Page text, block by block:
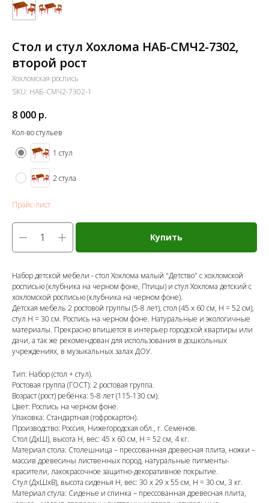
Стол и стул Хохлома НАБ-СМЧ2-7302,
второй рост
Хохломская роспись
SKU: НАБ-СМЧ2-7302-1
8 000 р.
Кол-во стульев
1 стул
2 стула
Прайс-лист
Купить
Набор детской мебели - стол Хохлома малый "Детство" с хохломской
росписью (клубника на черном фоне, Птицы) и стул Хохлома детский с
хохломской росписью (клубника на черном фоне).
Детская мебель 2 ростовой группы (5-8 лет), стол (45 х 60 см, Н = 52 см),
стул Н = 30 см. Роспись на черном фоне. Натуральные и экологичные
материалы. Прекрасно впишется в интерьер городской квартиры или
дачи, а так же рекомендован для использования в дошкольных
учреждениях, в музыкальных залах ДОУ.
Тип: Набор (стол + стул).
Ростовая группа (ГОСТ): 2 ростовая группа.
Возраст (рост) ребёнка: 5-8 лет (115-130 см).
Цвет: Роспись на черном фоне.
Упаковка: Стандартная (гофрокартон).
Производство: Россия, Нижегородская обл., г. Семенов.
Стол (ДхШ), высота Н, вес: 45 х 60 см, Н = 52 см, 4 кг.
Материал стола: Столешница – прессованная древесная плита, ножки –
массив древесины лиственных пород, натуральные пигменты-
красители, лакокрасочное защитно-декоративное покрытие.
Стул (ДхШхВ), высота сиденья Н, вес: 30 х 29 х 55 см, Н = 30 см, 3 кг.
Материал стула: Сиденье и спинка – прессованная древесная плита,